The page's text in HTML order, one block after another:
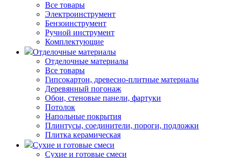
Все товары
Электроинструмент
Бензоинструмент
Ручной инструмент
Комплектующие
Отделочные материалы
Отделочные материалы
Все товары
Гипсокартон, древесно-плитные материалы
Деревянный погонаж
Обои, стеновые панели, фартуки
Потолок
Напольные покрытия
Плинтусы, соединители, пороги, подложки
Плитка керамическая
Сухие и готовые смеси
Сухие и готовые смеси